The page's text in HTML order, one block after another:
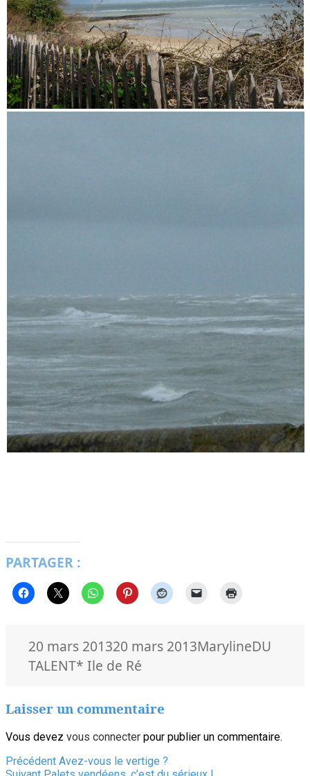
PARTAGER :
Publié
le
20 mars 201320 mars 2013Auteur
MarylineDU
TALENTMots-
* Ile de Ré
Laisser un commentaire
Vous devez vous connecter pour publier un commentaire.
Navigation
Précédent Article
Avez-vous le vertige ?